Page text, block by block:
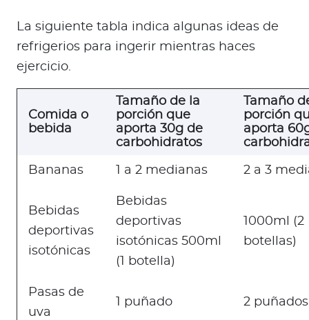
La siguiente tabla indica algunas ideas de
refrigerios para ingerir mientras haces
ejercicio.
Comida o
bebida
Tamaño de la
porción que
aporta 30g de
carbohidratos
Tamaño
porción
aporta
Bananas 1 a 2 medianas 2 a 3
Bebidas
deportivas
isotónicas
Bebidas
deportivas
isotónicas 500ml
(1 botella)
1000ml (2
botellas)
Pasas de
uva
1 puñado 2 puñados